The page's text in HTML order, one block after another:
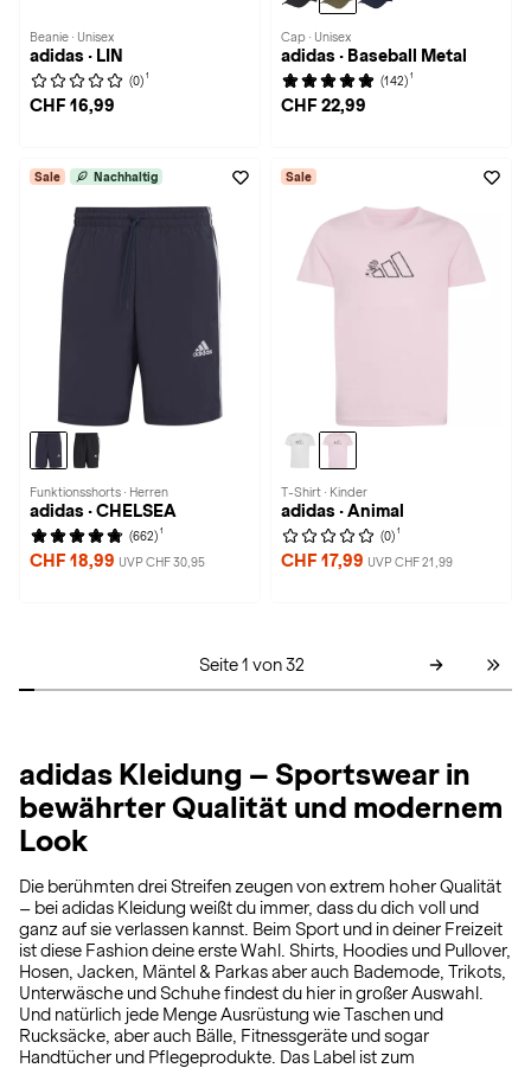
Beanie · Unisex
adidas · LIN
(0) 1
CHF 16,99
Cap · Unisex
adidas · Baseball Metal
(142) 1
CHF 22,99
Sale Nachhaltig
Funktionsshorts · Herren
adidas · CHELSEA
(662) 1
CHF 18,99 UVP CHF 30,95
Sale
T-Shirt · Kinder
adidas · Animal
(0) 1
CHF 17,99 UVP CHF 21,99
Seite 1 von 32
adidas Kleidung – Sportswear in
bewährter Qualität und modernem
Look
Die berühmten drei Streifen zeugen von extrem hoher Qualität
– bei adidas Kleidung weißt du immer, dass du dich voll und
ganz auf sie verlassen kannst. Beim Sport und in deiner Freizeit
ist diese Fashion deine erste Wahl. Shirts, Hoodies und Pullover,
Hosen, Jacken, Mäntel & Parkas aber auch Bademode, Trikots,
Unterwäsche und Schuhe findest du hier in großer Auswahl.
Und natürlich jede Menge Ausrüstung wie Taschen und
Rucksäcke, aber auch Bälle, Fitnessgeräte und sogar
Handtücher und Pflegeprodukte. Das Label ist zum